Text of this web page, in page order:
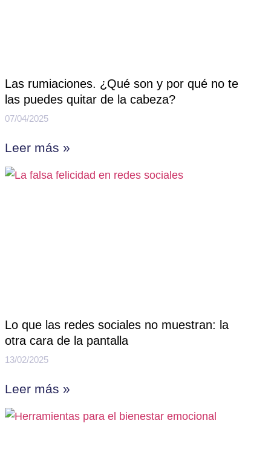
Las rumiaciones. ¿Qué son y por qué no te
las puedes quitar de la cabeza?
07/04/2025
Leer más »
Lo que las redes sociales no muestran: la
otra cara de la pantalla
13/02/2025
Leer más »